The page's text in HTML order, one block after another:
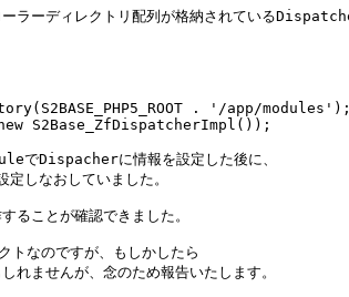
ーラーディレクトリ配列が格納されている
. '/app/modules');
S2Base_ZfDispatcherImpl());
でDispacherに情報を設定した後に、
しなおしていました。
ることが確認できました。
トなのですが、もしかしたら
れませんが、念のため報告いたします。